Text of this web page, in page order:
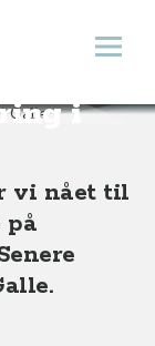
Åbn
Sri
i
vi nået til
på